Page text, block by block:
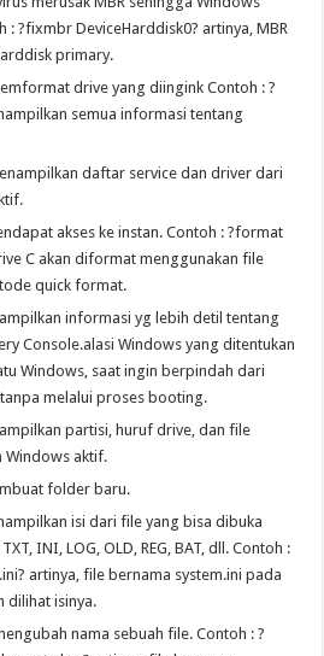
: ?fixmbr DeviceHarddisk0? artinya, MBR
primary.
drive yang diingink Contoh : ?
semua informasi tentang
daftar service dan driver dari
akses ke instan. Contoh : ?format
C akan diformat menggunakan file
quick format.
informasi yg lebih detil tentang
Console.alasi Windows yang ditentukan
Windows, saat ingin berpindah dari
melalui proses booting.
partisi, huruf drive, dan file
Windows aktif.
folder baru.
isi dari file yang bisa dibuka
INI, LOG, OLD, REG, BAT, dll. Contoh :
artinya, file bernama system.ini pada
dilihat isinya.
nama sebuah file. Contoh : ?